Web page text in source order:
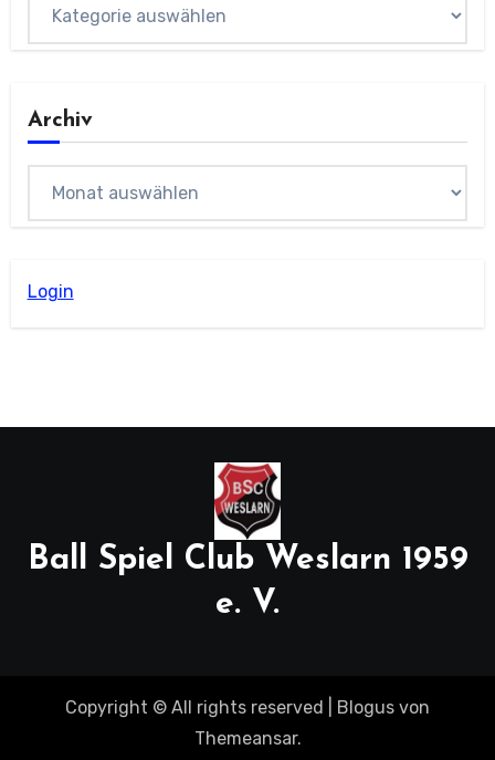
Archiv
Login
Ball Spiel Club Weslarn 1959
e. V.
Copyright © All rights reserved Blogus von
Themeansar.